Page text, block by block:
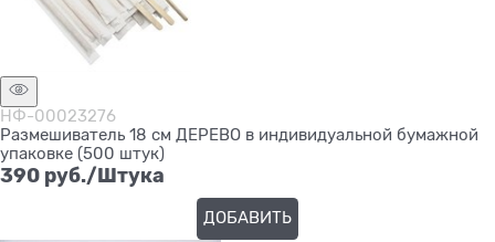
НФ-00023276
Размешиватель 18 см ДЕРЕВО в индивидуальной бумажной
упаковке (500 штук)
390 руб./Штука
ДОБАВИТЬ